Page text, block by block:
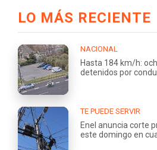
LO MÁS RECIENTE
NACIONAL
Hasta 184 km/h:
detenidos por
TE PUEDE SERVIR
Enel anuncia corte
este domingo en